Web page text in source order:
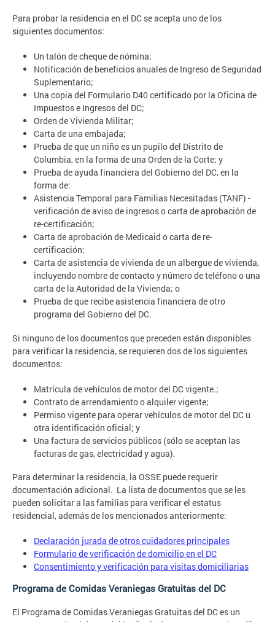
Para probar la residencia en el DC se acepta uno de los
siguientes documentos:
Un talón de cheque de nómina;
Notificación de beneficios anuales de Ingreso de Seguridad
Suplementario;
Una copia del Formulario D40 certificado por la Oficina de
Impuestos e Ingresos del DC;
Orden de Vivienda Militar;
Carta de una embajada;
Prueba de que un niño es un pupilo del Distrito de
Columbia, en la forma de una Orden de la Corte; y
Prueba de ayuda financiera del Gobierno del DC, en la
forma de:
Asistencia Temporal para Familias Necesitadas (TANF) -
verificación de aviso de ingresos o carta de aprobación de
re-certificación;
Carta de aprobación de Medicaid o carta de re-
certificación;
Carta de asistencia de vivienda de un albergue de vivienda,
incluyendo nombre de contacto y número de teléfono o una
carta de la Autoridad de la Vivienda; o
Prueba de que recibe asistencia financiera de otro
programa del Gobierno del DC.
Si ninguno de los documentos que preceden están disponibles
para verificar la residencia, se requieren dos de los siguientes
documentos:
Matrícula de vehículos de motor del DC vigente.;
Contrato de arrendamiento o alquiler vigente;
Permiso vigente para operar vehículos de motor del DC u
otra identificación oficial; y
Una factura de servicios públicos (sólo se aceptan las
facturas de gas, electricidad y agua).
Para determinar la residencia, la OSSE puede requerir
documentación adicional. La lista de documentos que se les
pueden solicitar a las familias para verificar el estatus
residencial, además de los mencionados anteriormente:
Declaración jurada de otros cuidadores principales
Formulario de verificación de domicilio en el DC
Consentimiento y verificación para visitas domiciliarias
Programa de Comidas Veraniegas Gratuitas del DC
El Programa de Comidas Veraniegas Gratuitas del DC es un